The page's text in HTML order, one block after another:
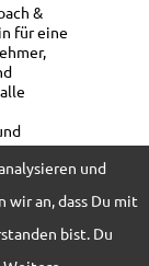
und
wir an, dass Du mit
bist. Du
&
für eine